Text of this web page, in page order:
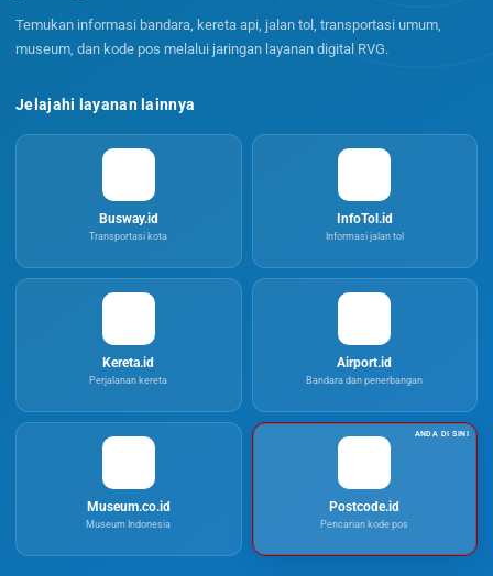
Temukan informasi bandara, kereta api, jalan tol, transportasi umum,
museum, dan kode pos melalui jaringan layanan digital RVG.
Jelajahi layanan lainnya
Busway.id
Transportasi kota
InfoTol.id
Informasi jalan tol
Kereta.id
Perjalanan kereta
Airport.id
Bandara dan penerbangan
Museum.co.id
Museum Indonesia
Postcode.id
Pencarian kode pos